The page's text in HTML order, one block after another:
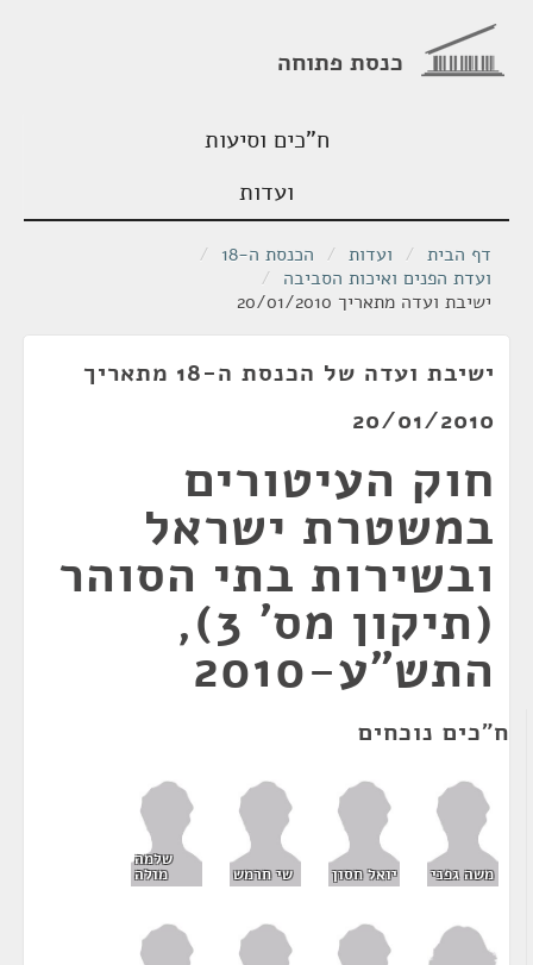
כנסת פתוחה
ח"כים וסיעות
ועדות
דף הבית / ועדות / הכנסת ה-18
/
ועדת הפנים ואיכות הסביבה /
ישיבת ועדה מתאריך 20/01/2010
ישיבת ועדה של הכנסת ה-18 מתאריך
20/01/2010
חוק העיטורים
במשטרת ישראל
ובשירות בתי הסוהר
(תיקון מס' 3),
התש"ע-2010
ח"כים נוכחים
משה גפני יואל חסון שי חרמש
שלמה
מולה